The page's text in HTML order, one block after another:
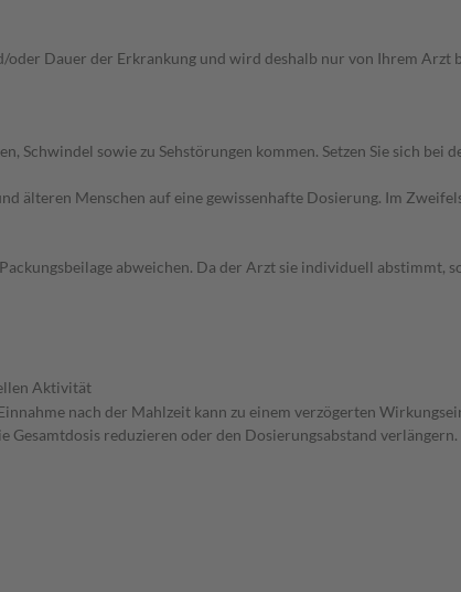
Dauer der Erkrankung und wird deshalb nur von Ihrem
Schwindel sowie zu Sehstörungen kommen. Setzen Sie sich
älteren Menschen auf eine gewissenhafte Dosierung. Im
abweichen. Da der Arzt sie individuell abstimmt,
Aktivität
nach der Mahlzeit kann zu einem verzögerten
reduzieren oder den Dosierungsabstand verlängern.